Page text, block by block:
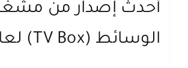
أحدث إصدار من
الوسائط (TV Box) لعام 2025